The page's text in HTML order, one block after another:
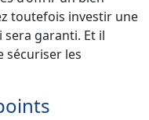
toutefois investir une
garanti. Et il
sécuriser les